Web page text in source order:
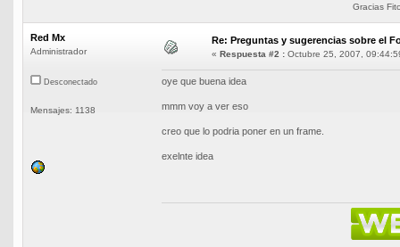
Gracias
Red Mx
Administrador
Desconectado
Mensajes: 1138
Re: Preguntas y sugerencias sobre el
« Respuesta #2 : Octubre 25, 2007,
oye que buena idea
mmm voy a ver eso
creo que lo podria poner en un frame.
exelnte idea